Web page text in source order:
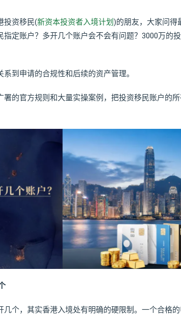
投资移民(新资本投资者入境计划 )的朋友，大家问得
指定账户？多开几个账户会不会有问题？3000万的
到申请的合规性和后续的资产管理。
的官方规则和大量实操案例，把投资移民账户的所
个，其实香港入境处有明确的硬限制。一个合格